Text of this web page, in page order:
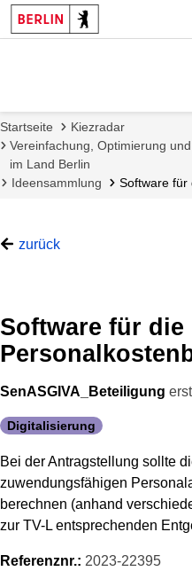
Startseite
Kiezradar
Vereinfachung, Optimierung
im Land Berlin
Ideensammlung
Software für
zurück
Software für die
SenASGIVA_Beteiligung
Digitalisierung
Bei der Antragstellung sollte
zuwendungsfähigen
berechnen (anhand
zur TV-L entsprechenden
Referenznr.: 2023-22395